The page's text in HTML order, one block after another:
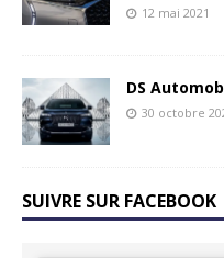
12 mai 2021
DS
30 octobre
SUIVRE SUR FACEBOOK